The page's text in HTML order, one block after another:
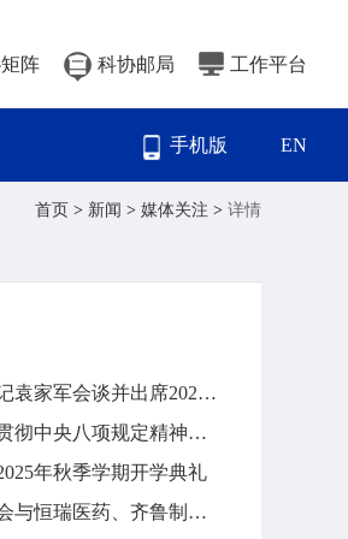
阵 科协邮局 工作平台
手机版 EN
首页 > 新闻 > 媒体关注 > 详情
万钢与重庆市委书记袁家军会谈并出席2025世界智能产业博览会
中国科协召开深入贯彻中央八项规定精神学习教育总结会
年秋季学期开学典礼
中国科技发展基金会与恒瑞医药、齐鲁制药签署战略合作协议